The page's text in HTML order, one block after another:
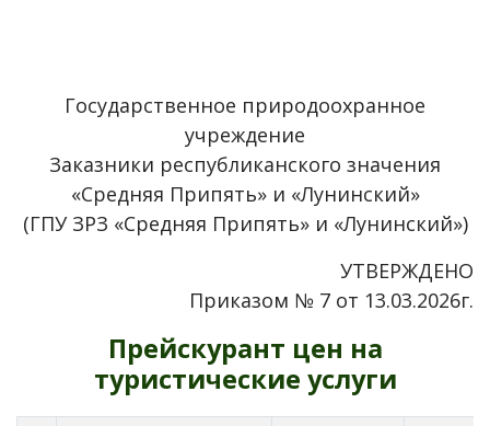
Государственное природоохранное
учреждение
Заказники республиканского значения
«Средняя Припять» и «Лунинский»
(ГПУ ЗРЗ «Средняя Припять» и «Лунинский»)
УТВЕРЖДЕНО
Приказом № 7 от 13.03.2026г.
Прейскурант цен на
туристические услуги